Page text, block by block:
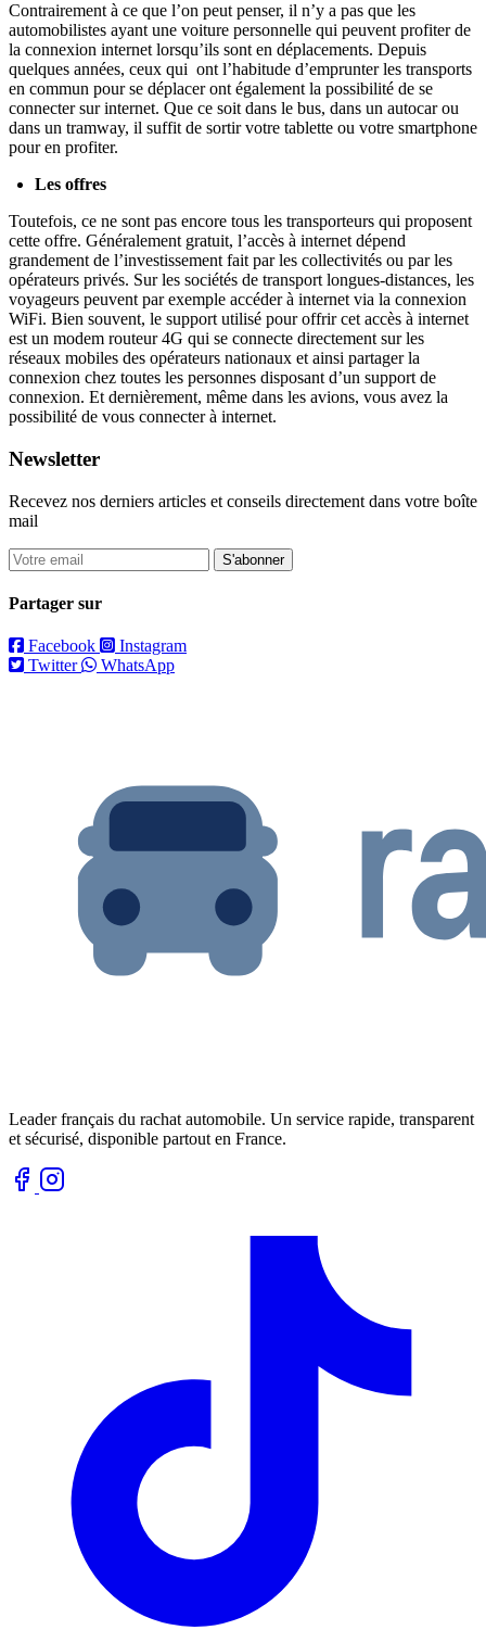
Contrairement à ce que l’on peut penser, il n’y a pas que les
automobilistes ayant une voiture personnelle qui peuvent profiter de
la connexion internet lorsqu’ils sont en déplacements. Depuis
quelques années, ceux qui ont l’habitude d’emprunter les transports
en commun pour se déplacer ont également la possibilité de se
connecter sur internet. Que ce soit dans le bus, dans un autocar ou
dans un tramway, il suffit de sortir votre tablette ou votre smartphone
pour en profiter.
Les offres
Toutefois, ce ne sont pas encore tous les transporteurs qui proposent
cette offre. Généralement gratuit, l’accès à internet dépend
grandement de l’investissement fait par les collectivités ou par les
opérateurs privés. Sur les sociétés de transport longues-distances, les
voyageurs peuvent par exemple accéder à internet via la connexion
WiFi. Bien souvent, le support utilisé pour offrir cet accès à internet
est un modem routeur 4G qui se connecte directement sur les
réseaux mobiles des opérateurs nationaux et ainsi partager la
connexion chez toutes les personnes disposant d’un support de
connexion. Et dernièrement, même dans les avions, vous avez la
possibilité de vous connecter à internet.
Newsletter
Recevez nos derniers articles et conseils directement dans votre boîte
mail
S'abonner
Partager sur
Facebook
Instagram
Twitter
WhatsApp
Leader français du rachat automobile. Un service rapide, transparent
et sécurisé, disponible partout en France.